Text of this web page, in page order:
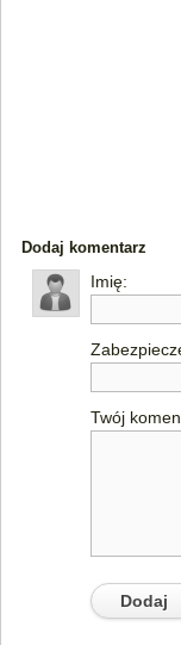
Dodaj komentarz
Imię:
Twój